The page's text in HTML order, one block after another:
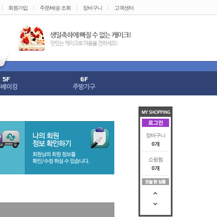
회원가입 주문/배송 조회 장바구니 고객센터
장바구니
0개
쇼핑찜
0개